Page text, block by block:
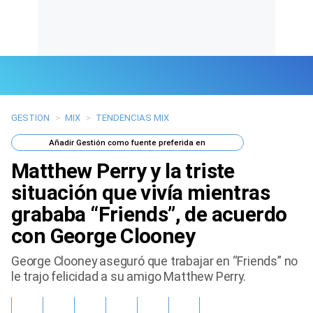
Últimas Noticias
Mi Bolsillo
Respuestas
Gente
Tendencias Mix
GESTION > MIX > TENDENCIAS MIX
AñadirGestión como fuente preferida en
Matthew Perry y la triste
situación que vivía mientras
grababa “Friends”, de acuerdo
con George Clooney
George Clooney aseguró que trabajar en “Friends” no
le trajo felicidad a su amigo Matthew Perry.